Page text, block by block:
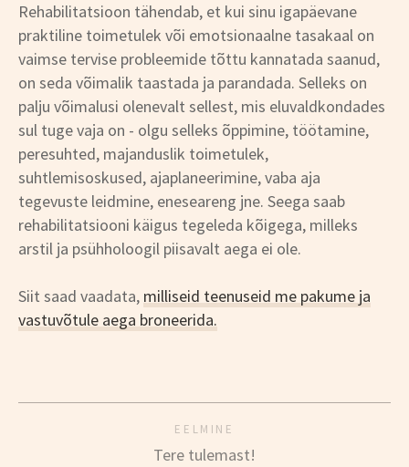
Rehabilitatsioon tähendab, et kui sinu igapäevane
praktiline toimetulek või emotsionaalne tasakaal on
vaimse tervise probleemide tõttu kannatada saanud,
on seda võimalik taastada ja parandada. Selleks on
palju võimalusi olenevalt sellest, mis eluvaldkondades
sul tuge vaja on - olgu selleks õppimine, töötamine,
peresuhted, majanduslik toimetulek,
suhtlemisoskused, ajaplaneerimine, vaba aja
tegevuste leidmine, eneseareng jne. Seega saab
rehabilitatsiooni käigus tegeleda kõigega, milleks
arstil ja psühholoogil piisavalt aega ei ole.
Siit saad vaadata, milliseid teenuseid me pakume ja
vastuvõtule aega broneerida.
EELMINE
Tere tulemast!